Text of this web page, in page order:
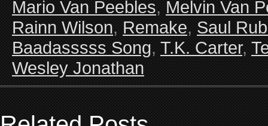
Mario Van Peebles,Melvin Van
Rainn Wilson,Remake,Saul
Baadasssss Song,T.K. Carter,
Wesley Jonathan